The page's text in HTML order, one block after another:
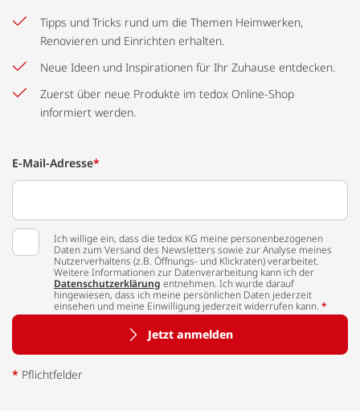
Tipps und Tricks rund um die Themen Heimwerken,
Renovieren und Einrichten erhalten.
Neue Ideen und Inspirationen für Ihr Zuhause entdecken.
Zuerst über neue Produkte im tedox Online-Shop
informiert werden.
E-Mail-Adresse*
Ich willige ein, dass die tedox KG meine personenbezogenen
Daten zum Versand des Newsletters sowie zur Analyse meines
Nutzerverhaltens (z.B. Öffnungs- und Klickraten) verarbeitet.
Weitere Informationen zur Datenverarbeitung kann ich der
Datenschutzerklärung entnehmen. Ich wurde darauf
hingewiesen, dass ich meine persönlichen Daten jederzeit
einsehen und meine Einwilligung jederzeit widerrufen kann. *
Jetzt anmelden
* Pflichtfelder